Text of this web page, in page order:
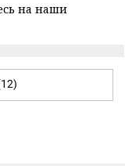
на наши